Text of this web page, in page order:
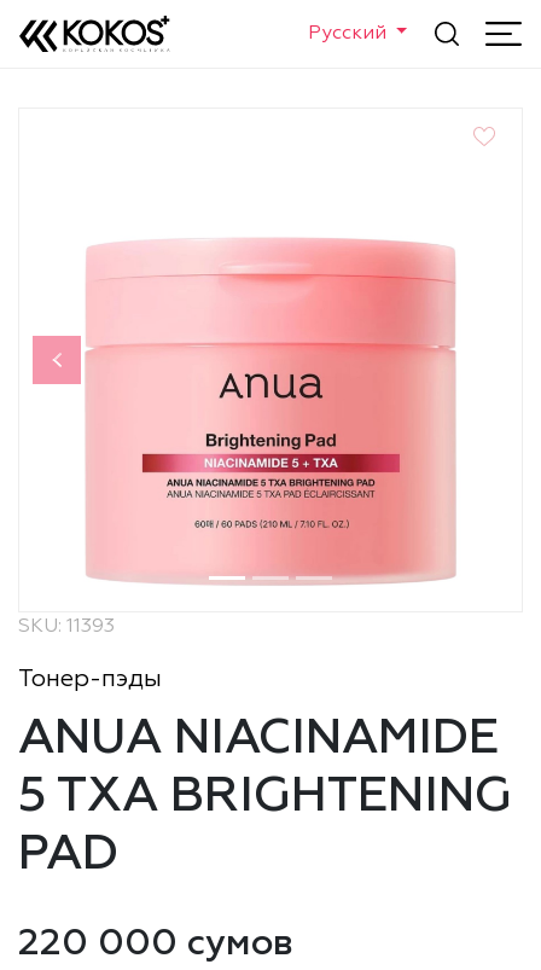
Русский
SKU: 11393
Тонер-пэды
ANUA NIACINAMIDE
5 TXA BRIGHTENING
PAD
220 000 сумов